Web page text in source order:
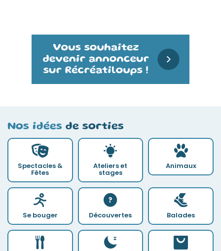
Nos idées de sorties
Spectacles &
Fêtes
Ateliers et
stages
Animaux
Se bouger Découvertes Balades